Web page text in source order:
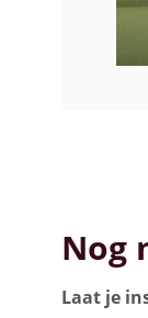
Nog
Laat je